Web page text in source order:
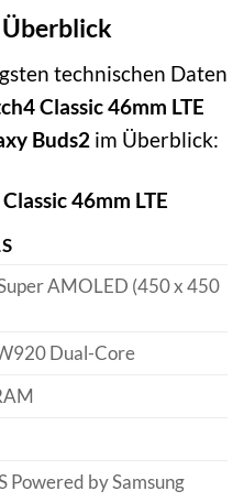
Überblick
technischen Daten
Classic 46mm LTE
Buds2 im Überblick:
46mm LTE
AMOLED (450 x 450
Dual-Core
Powered by Samsung